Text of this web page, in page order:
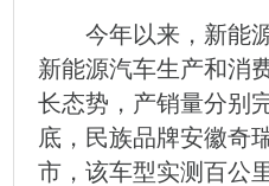
今年以来，新能源
新能源汽车生产和消
长态势，产销量分别
底，民族品牌安徽奇
市，该车型实测百公